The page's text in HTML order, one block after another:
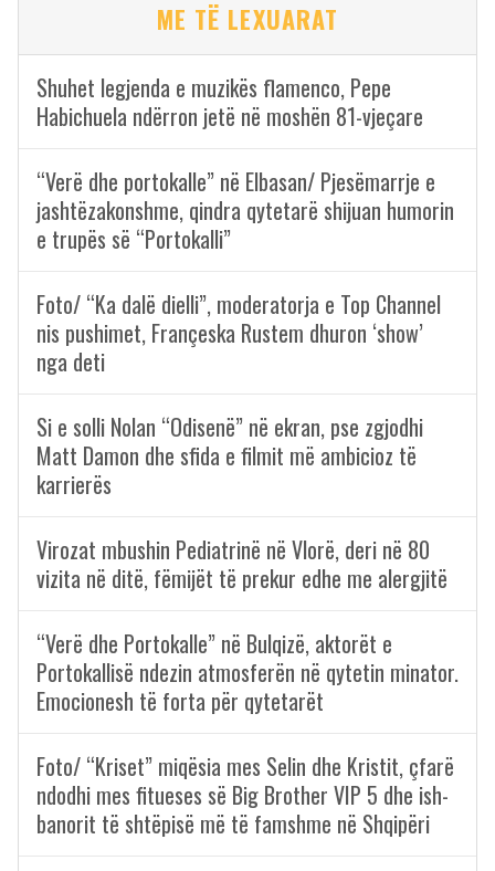
ME TË LEXUARAT
Shuhet legjenda e muzikës flamenco, Pepe
Habichuela ndërron jetë në moshën 81-vjeçare
“Verë dhe portokalle” në Elbasan/ Pjesëmarrje e
jashtëzakonshme, qindra qytetarë shijuan humorin
e trupës së “Portokalli”
Foto/ “Ka dalë dielli”, moderatorja e Top Channel
nis pushimet, Françeska Rustem dhuron ‘show’
nga deti
Si e solli Nolan “Odisenë” në ekran, pse zgjodhi
Matt Damon dhe sfida e filmit më ambicioz të
karrierës
Virozat mbushin Pediatrinë në Vlorë, deri në 80
vizita në ditë, fëmijët të prekur edhe me alergjitë
“Verë dhe Portokalle” në Bulqizë, aktorët e
Portokallisë ndezin atmosferën në qytetin minator.
Emocionesh të forta për qytetarët
Foto/ “Kriset” miqësia mes Selin dhe Kristit, çfarë
ndodhi mes fitueses së Big Brother VIP 5 dhe ish-
banorit të shtëpisë më të famshme në Shqipëri